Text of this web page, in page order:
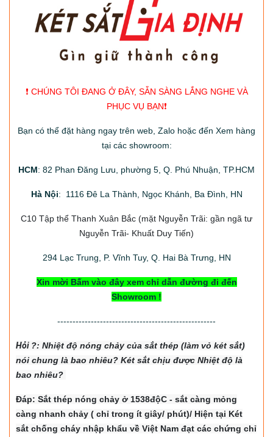
❗️ CHÚNG TÔI ĐANG Ở ĐÂY, SẴN SÀNG LẮNG NGHE VÀ
PHỤC VỤ BẠN❗️
Bạn có thể đặt hàng ngay trên web, Zalo hoặc đến Xem hàng
tại các showroom:
HCM: 82 Phan Đăng Lưu, phường 5, Q. Phú Nhuận, TP.HCM
Hà Nội: 1116 Đê La Thành, Ngọc Khánh, Ba Đình, HN
C10 Tập thể Thanh Xuân Bắc (mặt Nguyễn Trãi: gần ngã tư
Nguyễn Trãi- Khuất Duy Tiến)
294Lạc Trung, P. Vĩnh Tuy, Q. Hai Bà Trưng, HN
Xin mời Bấm vào đây xem chỉ dẫn đường đi đến
Showroom !
----------------------------------------------------
Hỏi ?: Nhiệt độ nóng chảy của sắt thép (làm vỏ két sắt)
nói chung là bao nhiêu? Két sắt chịu được Nhiệt độ là
bao nhiêu?
Đáp: Sắt thép nóng chảy ở 1538độC - sắt càng mỏng
càng nhanh chảy ( chỉ trong ít giây/ phút)/ Hiện tại Két
sắt chống cháy nhập khẩu về Việt Nam đạt các chứng chỉ